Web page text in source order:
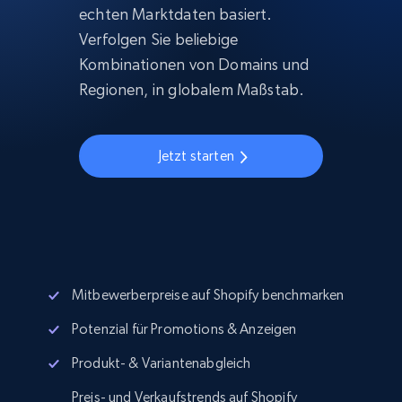
echten Marktdaten basiert.
Verfolgen Sie beliebige
Kombinationen von Domains und
Regionen, in globalem Maßstab.
Jetzt starten
Mitbewerberpreise auf Shopify benchmarken
Potenzial für Promotions & Anzeigen
Produkt- & Variantenabgleich
Preis- und Verkaufstrends auf Shopify